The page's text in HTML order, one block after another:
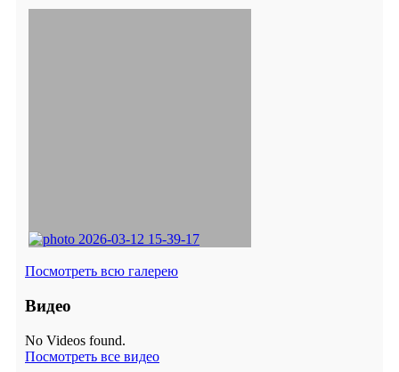
Посмотреть всю галерею
Видео
No Videos found.
Посмотреть все видео